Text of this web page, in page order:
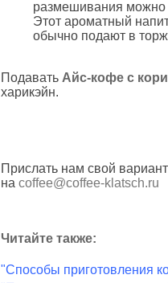
размешивания можно
Этот ароматный
обычно подают в
Подавать Айс-кофе с
харикэйн.
Прислать нам свой
на coffee@coffee-klatsch.ru
Читайте также:
"Способы приготовления